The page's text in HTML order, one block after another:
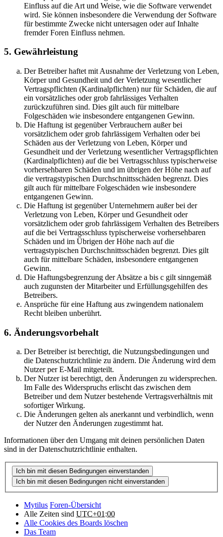
Einfluss auf die Art und Weise, wie die Software verwendet
wird. Sie können insbesondere die Verwendung der Software
für bestimmte Zwecke nicht untersagen oder auf Inhalte
fremder Foren Einfluss nehmen.
5. Gewährleistung
Der Betreiber haftet mit Ausnahme der Verletzung von Leben,
Körper und Gesundheit und der Verletzung wesentlicher
Vertragspflichten (Kardinalpflichten) nur für Schäden, die auf
ein vorsätzliches oder grob fahrlässiges Verhalten
zurückzuführen sind. Dies gilt auch für mittelbare
Folgeschäden wie insbesondere entgangenen Gewinn.
Die Haftung ist gegenüber Verbrauchern außer bei
vorsätzlichem oder grob fahrlässigem Verhalten oder bei
Schäden aus der Verletzung von Leben, Körper und
Gesundheit und der Verletzung wesentlicher Vertragspflichten
(Kardinalpflichten) auf die bei Vertragsschluss typischerweise
vorhersehbaren Schäden und im übrigen der Höhe nach auf
die vertragstypischen Durchschnittsschäden begrenzt. Dies
gilt auch für mittelbare Folgeschäden wie insbesondere
entgangenen Gewinn.
Die Haftung ist gegenüber Unternehmern außer bei der
Verletzung von Leben, Körper und Gesundheit oder
vorsätzlichem oder grob fahrlässigem Verhalten des Betreibers
auf die bei Vertragsschluss typischerweise vorhersehbaren
Schäden und im Übrigen der Höhe nach auf die
vertragstypischen Durchschnittsschäden begrenzt. Dies gilt
auch für mittelbare Schäden, insbesondere entgangenen
Gewinn.
Die Haftungsbegrenzung der Absätze a bis c gilt sinngemäß
auch zugunsten der Mitarbeiter und Erfüllungsgehilfen des
Betreibers.
Ansprüche für eine Haftung aus zwingendem nationalem
Recht bleiben unberührt.
6. Änderungsvorbehalt
Der Betreiber ist berechtigt, die Nutzungsbedingungen und
die Datenschutzrichtlinie zu ändern. Die Änderung wird dem
Nutzer per E-Mail mitgeteilt.
Der Nutzer ist berechtigt, den Änderungen zu widersprechen.
Im Falle des Widerspruchs erlischt das zwischen dem
Betreiber und dem Nutzer bestehende Vertragsverhältnis mit
sofortiger Wirkung.
Die Änderungen gelten als anerkannt und verbindlich, wenn
der Nutzer den Änderungen zugestimmt hat.
Informationen über den Umgang mit deinen persönlichen Daten
sind in der Datenschutzrichtlinie enthalten.
Mytilus Foren-Übersicht
Alle Zeiten sind UTC+01:00
Alle Cookies des Boards löschen
Das Team